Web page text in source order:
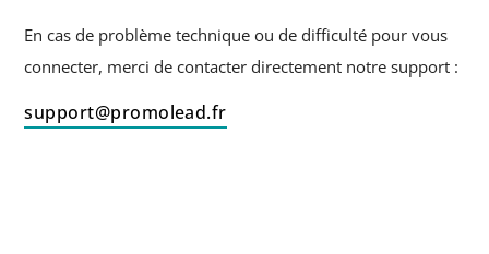
En cas de problème technique ou de difficulté pour vous
connecter, merci de contacter directement notre support :
support@promolead.fr